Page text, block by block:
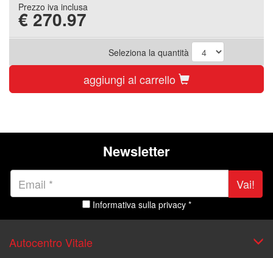
Prezzo iva inclusa
€ 270.97
Seleziona la quantità
aggiungi al carrello
Newsletter
Vai!
Informativa sulla privacy *
Autocentro Vitale